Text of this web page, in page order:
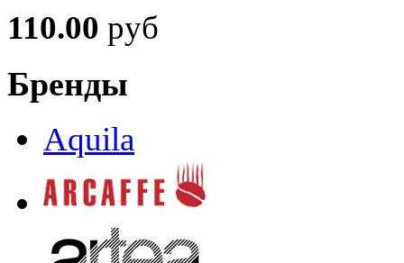
110.00 руб
Бренды
Aquila